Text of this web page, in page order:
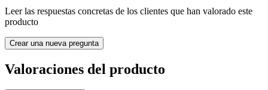
Leer las respuestas concretas de los clientes que han valorado este
producto
Crear una nueva pregunta
Valoraciones del producto